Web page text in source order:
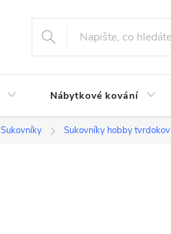
Nábytkové kování
Sukovníky Sukovníky hobby tvrdokov